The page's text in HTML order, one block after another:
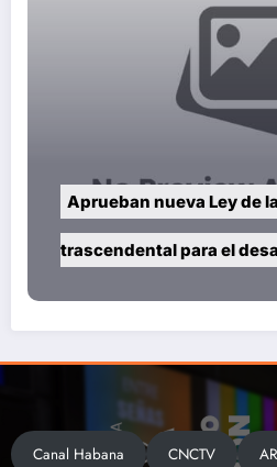
Aprueban nueva Ley de
trascendental para el
del país
Canal Habana CNCTV